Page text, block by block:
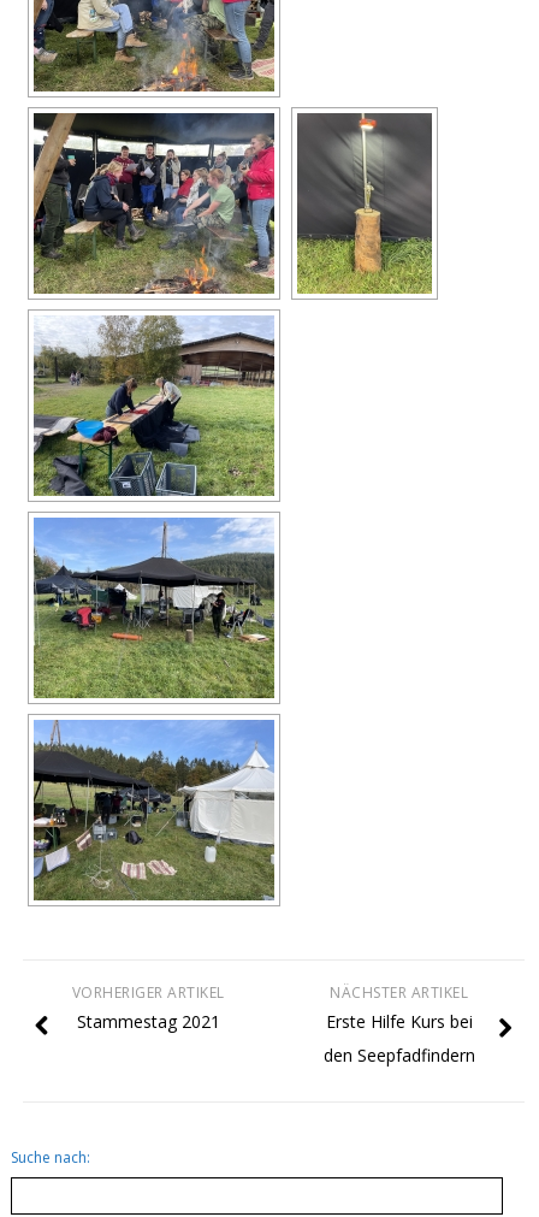
NÄCHSTER ARTIKEL
Erste Hilfe Kurs bei
den Seepfadfindern
VORHERIGER ARTIKEL
Stammestag 2021
Suche nach: